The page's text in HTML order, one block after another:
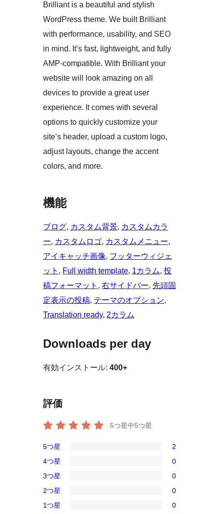
Brilliant is a beautiful and stylish
WordPress theme. We built Brilliant
with performance, usability, and SEO
in mind. It’s fast, lightweight, and fully
AMP-compatible. With Brilliant your
website will look amazing on all
devices to provide a great user
experience. It comes with several
options to quickly customize your
site’s header, upload a custom logo,
adjust layouts, change the accent
colors, and more.
機能
ブログ, カスタム背景, カスタムカラ
ー, カスタムロゴ, カスタムメニュー
アイキャッチ画像, フッターウィジェ
ット , Full width template, 1カラム, 投
稿フォーマット , 右サイドバー, 先頭固
定表示の投稿, テーマのオプション
Translation ready, 2カラム
Downloads per day
有効インストール: 400+
評価
5つ星中5つ星
5-
星
レ
ビ
5つ星 2
4-
星
レ
4つ星 0
3-
星
3つ星 0
2-
2つ星 0
1つ星 0